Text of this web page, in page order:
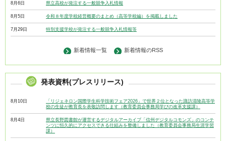
8月6日 県立高校が発注する一般競争入札情報
8月5日 令和８年度学校経営概要のまとめ（高等学校編）を掲載しました
7月29日 特別支援学校が発注する一般競争入札情報等
新着情報一覧 新着情報のRSS
発表資料(プレスリリース)
8月10日
「リジェネロン国際学生科学技術フェア2026」で世界２位となった諏訪清陵高等学
校の生徒が教育長を表敬訪問します（教育委員会事務局学びの改革支援課）
8月4日
県立長野図書館が運営するデジタルアーカイブ「信州デジタルコモンズ」のコンテ
ンツに恒久的にアクセスできる仕組みを整備しました（教育委員会事務局生涯学習
課）